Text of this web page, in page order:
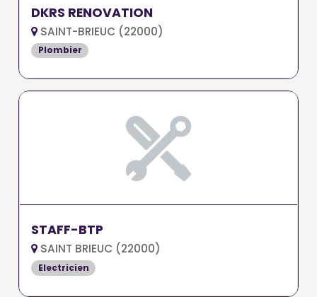
DKRS RENOVATION
SAINT-BRIEUC (22000)
Plombier
STAFF-BTP
SAINT BRIEUC (22000)
Electricien